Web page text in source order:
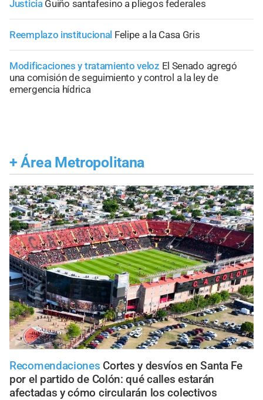
Justicia Guiño santafesino a pliegos federales
Reemplazo institucional Felipe a la Casa Gris
Modificaciones y tratamiento veloz El Senado agregó
una comisión de seguimiento y control a la ley de
emergencia hídrica
+ Área Metropolitana
Recomendaciones Cortes y desvíos en Santa Fe
por el partido de Colón: qué calles estarán
afectadas y cómo circularán los colectivos